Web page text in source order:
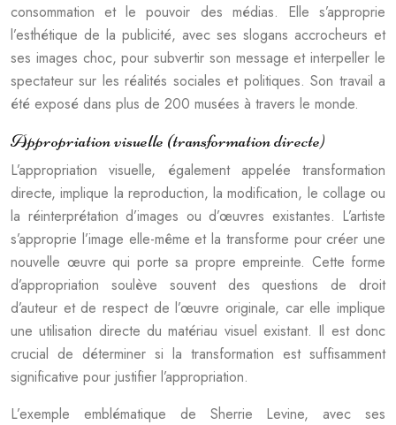
consommation et le pouvoir des médias. Elle s’approprie
l’esthétique de la publicité, avec ses slogans accrocheurs et
ses images choc, pour subvertir son message et interpeller le
spectateur sur les réalités sociales et politiques. Son travail a
été exposé dans plus de 200 musées à travers le monde.
Appropriation visuelle (transformation directe)
L’appropriation visuelle, également appelée transformation
directe, implique la reproduction, la modification, le collage ou
la réinterprétation d’images ou d’œuvres existantes. L’artiste
s’approprie l’image elle-même et la transforme pour créer une
nouvelle œuvre qui porte sa propre empreinte. Cette forme
d’appropriation soulève souvent des questions de droit
d’auteur et de respect de l’œuvre originale, car elle implique
une utilisation directe du matériau visuel existant. Il est donc
crucial de déterminer si la transformation est suffisamment
significative pour justifier l’appropriation.
L’exemple emblématique de Sherrie Levine, avec ses